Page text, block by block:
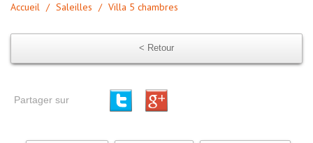
Accueil Saleilles Villa 5 chambres
< Retour
Partager sur